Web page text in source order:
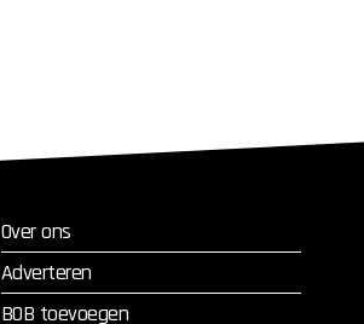
Over ons
Adverteren
BOB toevoegen